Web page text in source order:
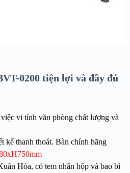
0200 tiện lợi và đầy đủ
vi tính văn phòng chất lượng và
kế thanh thoát. Bàn chính hãng
Hòa, có tem nhãn hộp và bao bì